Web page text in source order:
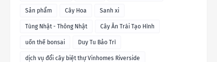
Sản phẩm Cây Hoa Sanh xi
Tùng Nhật - Thông Nhật Cây Ăn Trái Tạo Hình
uốn thế bonsai Duy Tu Bảo Trì
dịch vụ đổi cây biệt thự Vinhomes Riverside